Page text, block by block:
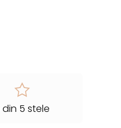
din 5 stele